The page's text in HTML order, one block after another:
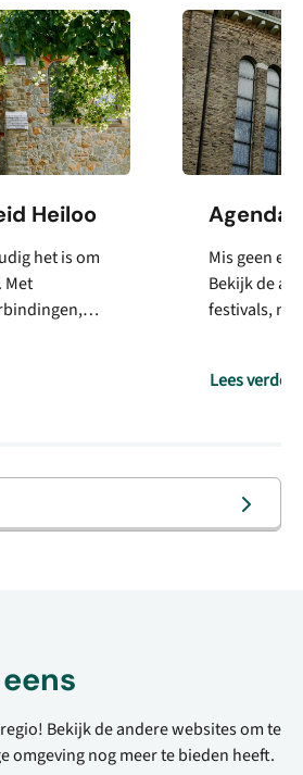
Heiloo
het is om
Met
je bezoek
Agenda
Mis geen
Bekijk de
festivals,
Lees verder
Bekijk de andere websites om te
omgeving nog meer te bieden heeft.